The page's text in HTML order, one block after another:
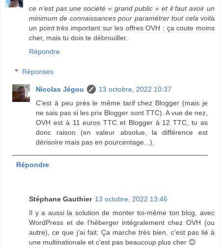
ce n’est pas une société « grand public » et il faut avoir un
minimum de connaissances pour paramétrer tout cela voilà
un point très important sur les offres OVH : ça coute moins
cher, mais tu dois te débrouiller.
Répondre
Réponses
Nicolas Jégou
13 octobre, 2022 10:37
C'est à peu près le même tarif chez Blogger (mais je
ne sais pas si les prix Blogger sont TTC). A vue de nez,
OVH est à 11 euros TTC et Blogger à 12 TTC, tu as
donc raison (en valeur absolue, la différence est
dérisoire mais pas en pourcentage...).
Répondre
Stéphane Gauthier 13 octobre, 2022 13:46
Il y a aussi la solution de monter toi-même ton blog, avec
WordPress et de l’héberger intégralement chez OVH (ou
autre), ce que j’ai fait. Ça marche très bien, c’est pas lié à
une multinationale et c’est pas beaucoup plus cher 😊